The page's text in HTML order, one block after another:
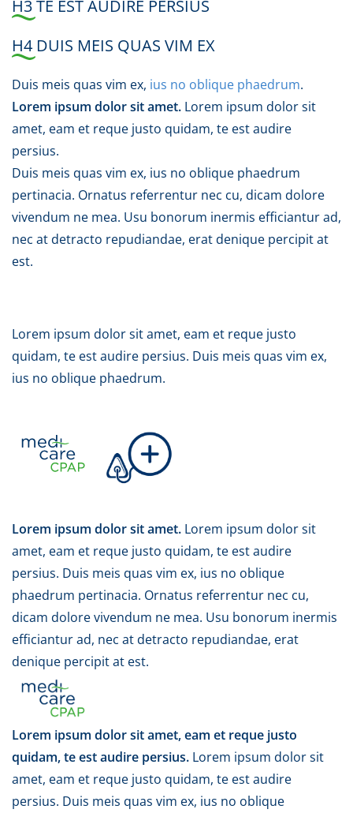
H3 TE EST AUDIRE PERSIUS
H4 DUIS MEIS QUAS VIM EX
Duis meis quas vim ex, ius no oblique phaedrum.
Lorem ipsum dolor sit amet. Lorem ipsum dolor sit
amet, eam et reque justo quidam, te est audire
persius.
Duis meis quas vim ex, ius no oblique phaedrum
pertinacia. Ornatus referrentur nec cu, dicam dolore
vivendum ne mea. Usu bonorum inermis efficiantur ad,
nec at detracto repudiandae, erat denique percipit at
est.
Lorem ipsum dolor sit amet, eam et reque justo
quidam, te est audire persius. Duis meis quas vim ex,
ius no oblique phaedrum.
Lorem ipsum dolor sit amet. Lorem ipsum dolor sit
amet, eam et reque justo quidam, te est audire
persius. Duis meis quas vim ex, ius no oblique
phaedrum pertinacia. Ornatus referrentur nec cu,
dicam dolore vivendum ne mea. Usu bonorum inermis
efficiantur ad, nec at detracto repudiandae, erat
denique percipit at est.
Lorem ipsum dolor sit amet, eam et reque justo
quidam, te est audire persius. Lorem ipsum dolor sit
amet, eam et reque justo quidam, te est audire
persius. Duis meis quas vim ex, ius no oblique